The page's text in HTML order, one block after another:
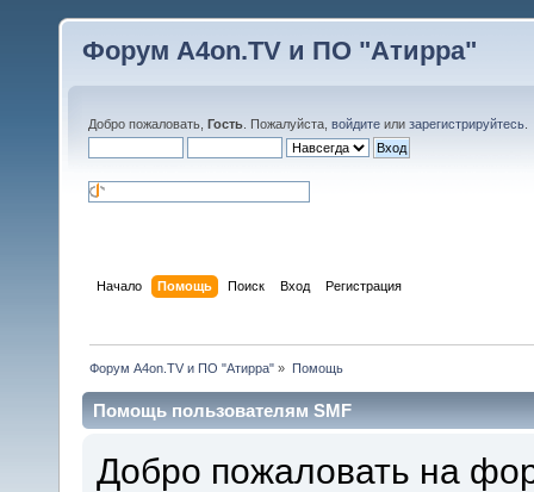
Форум A4on.TV и ПО "Атирра"
Добро пожаловать, Гость . Пожалуйста, войдите или зарегистрируйтесь
Начало Помощь Поиск Вход Регистрация
Форум A4on.TV и ПО "Атирра" » Помощь
Помощь пользователям SMF
Добро пожаловать на